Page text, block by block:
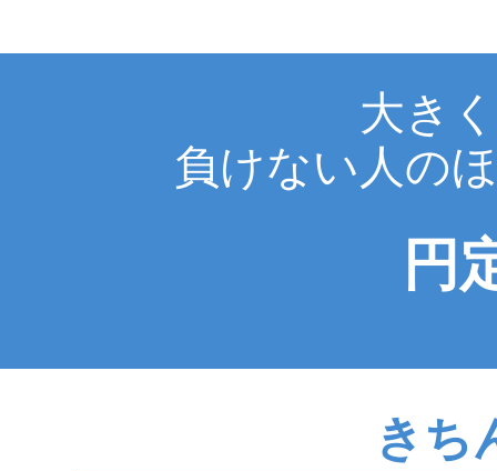
大き
負けない人の
円
きち